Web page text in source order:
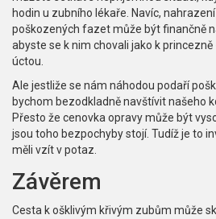
hodin u zubního lékaře. Navíc,
poškozených fazet může být finančně
abyste se k nim chovali jako k
úctou.
Ale jestliže se nám náhodou podaří
bychom bezodkladně navštívit našeho
Přesto že cenovka opravy může být
jsou toho bezpochyby stojí. Tudíž je to
měli vzít v potaz.
Závěrem
Cesta k ošklivým křivým zubům může